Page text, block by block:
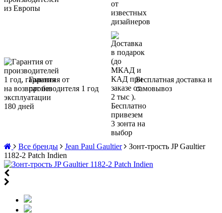
Гарантия от
производителя 1 год
Бесплатная доставка и
самовывоз
Все бренды Jean Paul Gaultier
Зонт-трость JP Gaultier
1182-2 Patch Indien